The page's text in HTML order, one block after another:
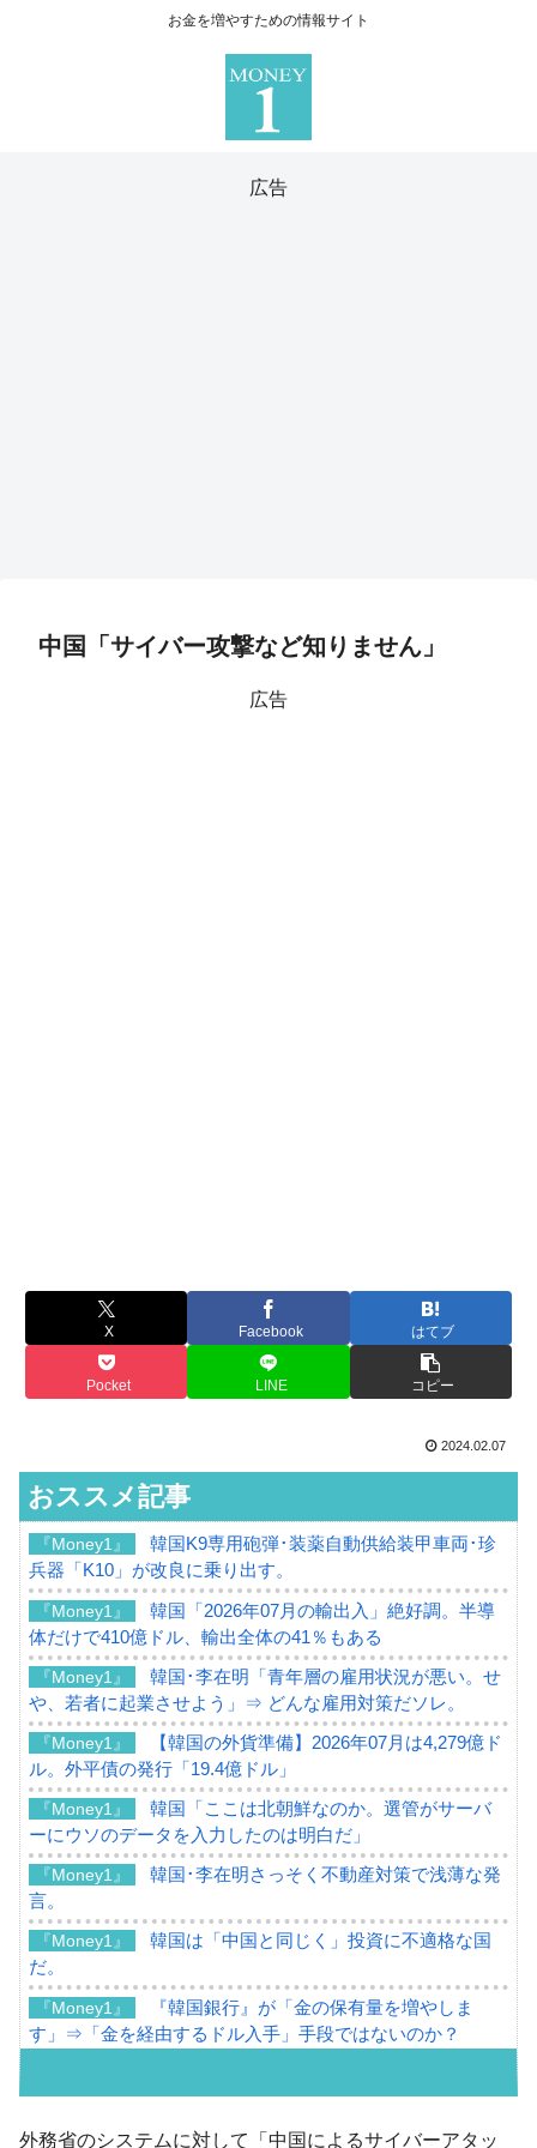
お金を増やすための情報サイト
広告
中国「サイバー攻撃など知りません」
広告
X Facebook はてブ
Pocket LINE コピー
2024.02.07
おススメ記事
『Money1』
韓国K9専用砲弾･装薬自動供給装甲車両･珍
兵器「K10」が改良に乗り出す。
『Money1』
韓国「2026年07月の輸出入」絶好調。半導
体だけで410億ドル、輸出全体の41％もある
『Money1』
韓国･李在明「青年層の雇用状況が悪い。せ
や、若者に起業させよう」⇒ どんな雇用対策だソレ。
『Money1』
【韓国の外貨準備】2026年07月は4,279億ド
ル。外平債の発行「19.4億ドル」
『Money1』
韓国「ここは北朝鮮なのか。選管がサーバ
ーにウソのデータを入力したのは明白だ」
『Money1』
韓国･李在明さっそく不動産対策で浅薄な発
言。
『Money1』
韓国は「中国と同じく」投資に不適格な国
だ。
『Money1』
『韓国銀行』が「金の保有量を増やしま
す」⇒「金を経由するドル入手」手段ではないのか？
ル」まで拡大 ⇒ 海外資金の動きに強く左右される状態
『Money1』 韓国･帰ってきた李在明。李在明を支持しな
外務省のシステムに対して「中国によるサイバーアタッ